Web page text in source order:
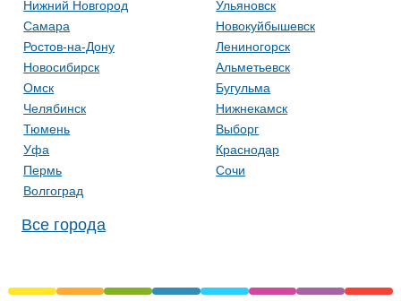
Нижний Новгород
Самара
Ростов-на-Дону
Новосибирск
Омск
Челябинск
Тюмень
Уфа
Пермь
Волгоград
Ульяновск
Новокуйбышевск
Лениногорск
Альметьевск
Бугульма
Нижнекамск
Выборг
Краснодар
Сочи
Все города